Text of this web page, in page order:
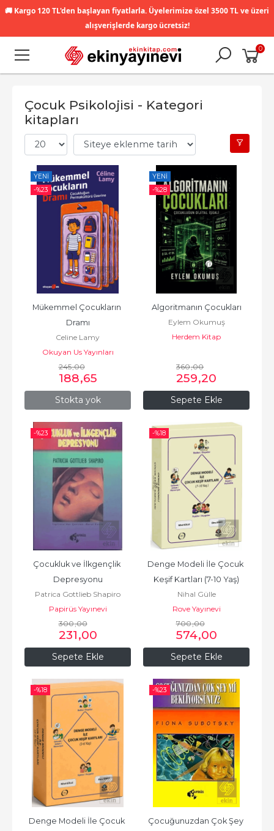
🚚 Kargo 120 TL'den başlayan fiyatlarla. Üyelerimize özel 3500 TL ve üzeri
alışverişlerde kargo ücretsiz!
0
Çocuk Psikolojisi - Kategori
kitapları
YENI
-%23
Stokta yok
Mükemmel Çocukların
Dramı
Celine Lamy
Okuyan Us Yayınları
245,00
188,65
YENI
-%28
Sepete Ekle
Algoritmanın Çocukları
Eylem Okumuş
Herdem Kitap
360,00
259,20
-%23
Sepete Ekle
Çocukluk ve İlkgençlik
Depresyonu
Patrica Gottlieb Shapiro
Papirüs Yayınevi
300,00
231,00
-%18
Sepete Ekle
Denge Modeli İle Çocuk
Keşif Kartları (7-10 Yaş)
Nihal Gülle
Rove Yayınevi
700,00
574,00
-%18
Denge Modeli İle Çocuk
-%23
Çocuğunuzdan Çok Şey